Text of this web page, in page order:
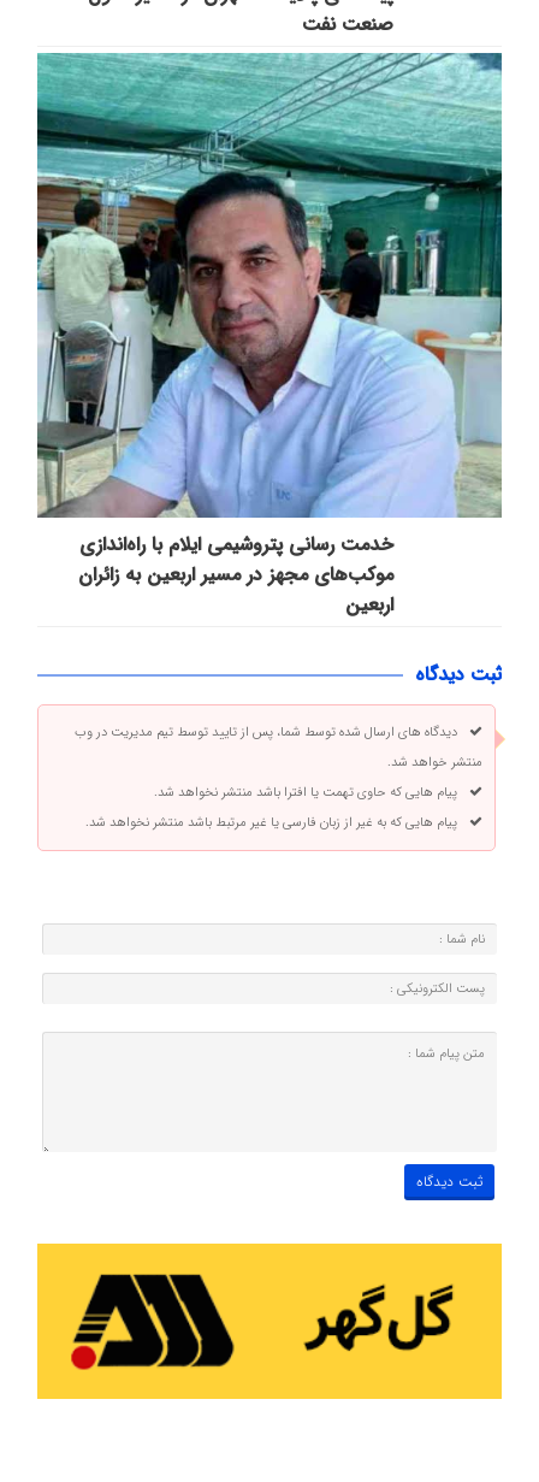
صنعت نفت
خدمت رسانی پتروشیمی ایلام با راه‌اندازی
موکب‌های مجهز در مسیر اربعین به زائران
اربعین
ثبت دیدگاه
دیدگاه های ارسال شده توسط شما، پس از تایید توسط تیم مدیریت در وب
منتشر خواهد شد.
پیام هایی که حاوی تهمت یا افترا باشد منتشر نخواهد شد.
پیام هایی که به غیر از زبان فارسی یا غیر مرتبط باشد منتشر نخواهد شد.